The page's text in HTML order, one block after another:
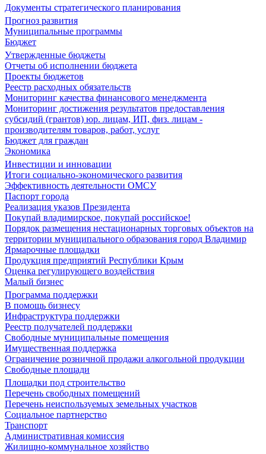
Документы стратегического планирования
Прогноз развития
Муниципальные программы
Бюджет
Утвержденные бюджеты
Отчеты об исполнении бюджета
Проекты бюджетов
Реестр расходных обязательств
Мониторинг качества финансового менеджмента
Мониторинг достижения результатов предоставления
субсидий (грантов) юр. лицам, ИП, физ. лицам -
производителям товаров, работ, услуг
Бюджет для граждан
Экономика
Инвестиции и инновации
Итоги социально-экономического развития
Эффективность деятельности ОМСУ
Паспорт города
Реализация указов Президента
Покупай владимирское, покупай российское!
Порядок размещения нестационарных торговых объектов на
территории муниципального образования город Владимир
Ярмарочные площадки
Продукция предприятий Республики Крым
Оценка регулирующего воздействия
Малый бизнес
Программа поддержки
В помощь бизнесу
Инфраструктура поддержки
Реестр получателей поддержки
Свободные муниципальные помещения
Имущественная поддержка
Ограничение розничной продажи алкогольной продукции
Свободные площади
Площадки под строительство
Перечень свободных помещений
Перечень неиспользуемых земельных участков
Социальное партнерство
Транспорт
Административная комиссия
Жилищно-коммунальное хозяйство